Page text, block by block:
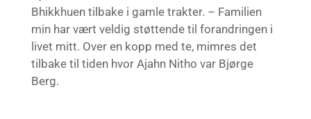
Bhikkhuen tilbake i gamle trakter. – Familien
min har vært veldig støttende til forandringen i
livet mitt. Over en kopp med te, mimres det
tilbake til tiden hvor Ajahn Nitho var Bjørge
Berg.